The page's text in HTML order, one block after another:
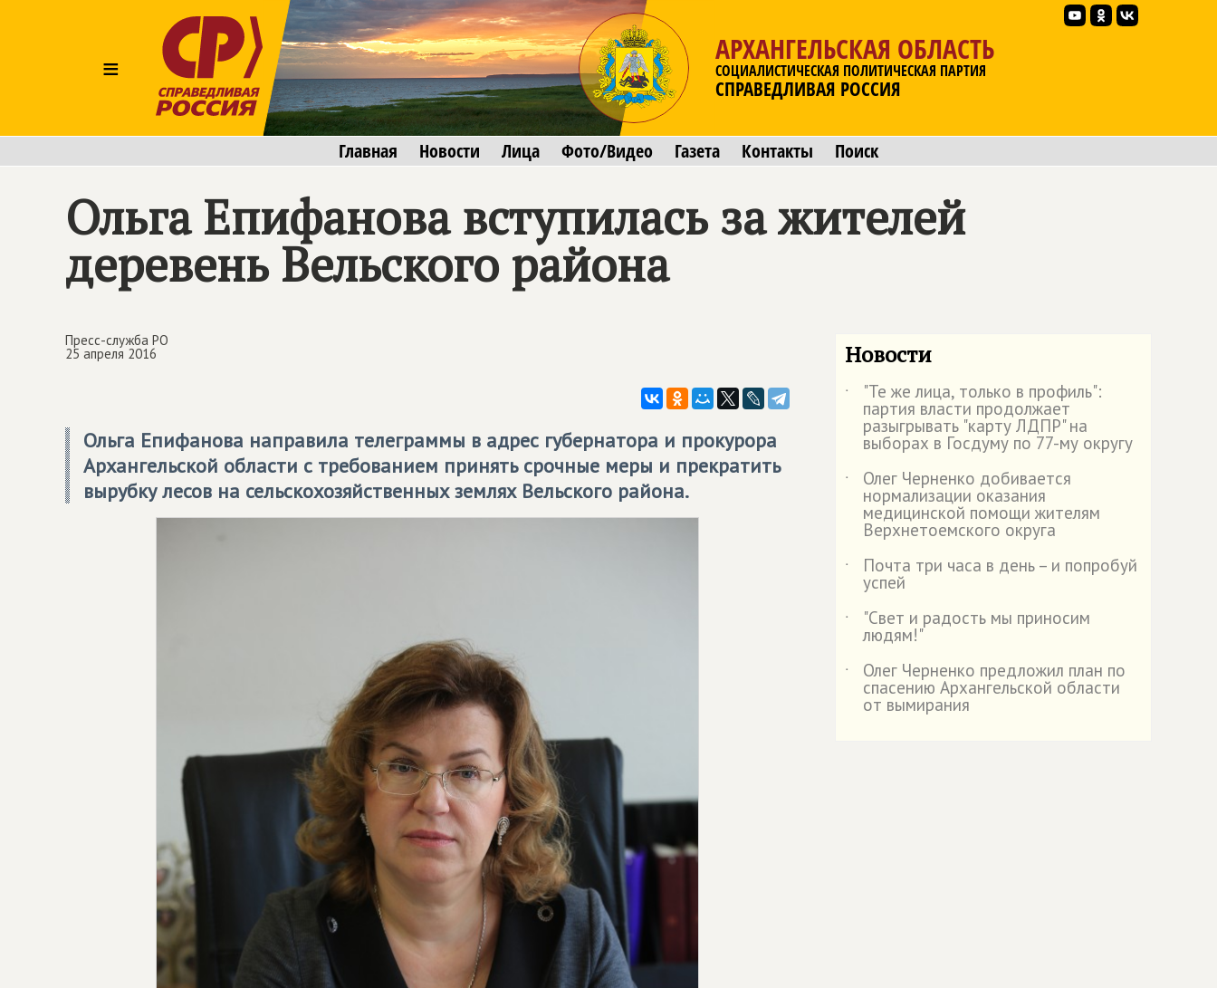
≡
АРХАНГЕЛЬСКАЯ ОБЛАСТЬ
СОЦИАЛИСТИЧЕСКАЯ ПОЛИТИЧЕСКАЯ ПАРТИЯ
СПРАВЕДЛИВАЯ РОССИЯ
Главная Новости Лица Фото/Видео Газета Контакты Поиск
Ольга Епифанова вступилась за жителей
деревень Вельского района
Пресс-служба РО
25 апреля 2016
Ольга Епифанова направила телеграммы в адрес губернатора и прокурора
Архангельской области с требованием принять срочные меры и прекратить
вырубку лесов на сельскохозяйственных землях Вельского района.
Новости
˙ "Те же лица, только в профиль":
партия власти продолжает
разыгрывать "карту ЛДПР" на
выборах в Госдуму по 77-му округу
˙
Олег Черненко добивается
нормализации оказания
медицинской помощи жителям
Верхнетоемского округа
˙
Почта три часа в день – и попробуй
успей
˙
"Свет и радость мы приносим
людям!"
˙
Олег Черненко предложил план по
спасению Архангельской области
от вымирания